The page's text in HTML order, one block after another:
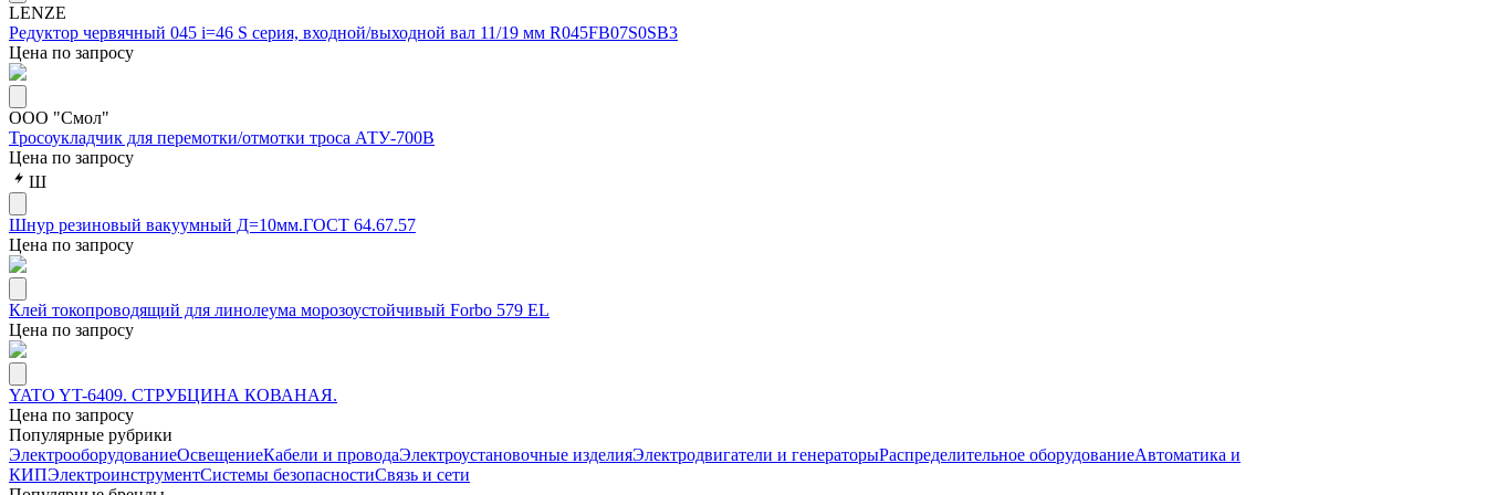
LENZE
Редуктор червячный 045 i=46 S серия, входной/выходной вал 11/19 мм R045FB07S0SB3
Цена по запросу
ООО "Смол"
Тросоукладчик для перемотки/отмотки троса АТУ-700В
Цена по запросу
Ш
Шнур резиновый вакуумный Д=10мм.ГОСТ 64.67.57
Цена по запросу
Клей токопроводящий для линолеума морозоустойчивый Forbo 579 EL
Цена по запросу
YATO YT-6409. СТРУБЦИНА КОВАНАЯ.
Цена по запросу
Популярные рубрики
ЭлектрооборудованиеОсвещениеКабели и проводаЭлектроустановочные изделияЭлектродвигатели и генераторыРаспределительное оборудованиеАвтоматика и
КИПЭлектроинструментСистемы безопасностиСвязь и сети